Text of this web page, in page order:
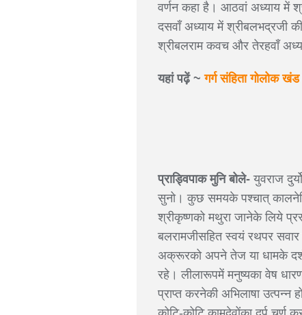
वर्णन कहा है। आठवां अध्याय में
दसवाँ अध्याय में श्रीबलभद्रजी
श्रीबलराम कवच और तेरहवाँ
यहां पढ़ें ~गर्ग संहिता गोलोक
प्राड्विपाक मुनि बोले-युवराज
सुनो। कुछ समयके पश्चात्
श्रीकृष्णको मथुरा जानेके लिये
बलरामजीसहित स्वयं रथपर
अक्रूरको अपने तेज या धामके
रहे। लीलारूपमें मनुष्यका वेष
प्राप्त करनेकी अभिलाषा